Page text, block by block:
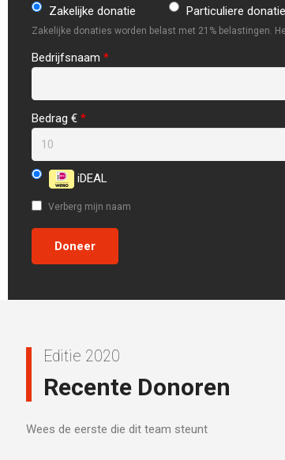
Zakelijke donatie Particuliere donatie
Zakelijke donaties worden belast met 21% belastingen.
Bedrijfsnaam*
Bedrag €*
iDEAL
Verberg mijn naam
Editie 2020
Recente Donoren
Wees de eerste die dit team steunt